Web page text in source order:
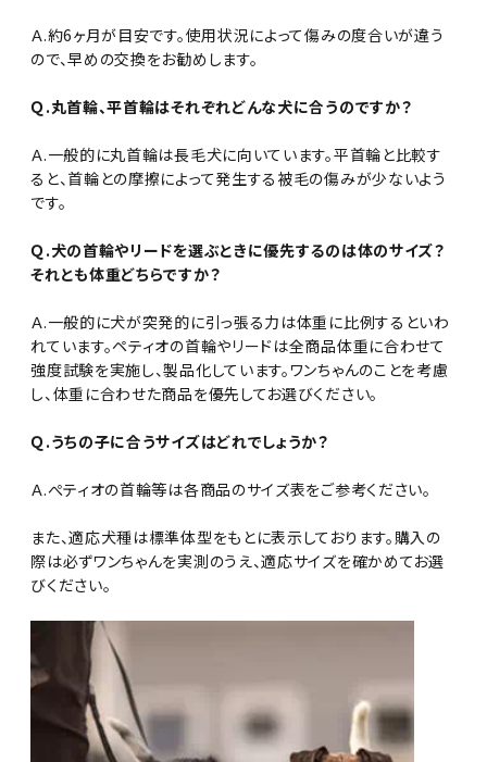
Ａ.約6ヶ月が目安です。使用状況によって傷みの度合いが違う
ので、早めの交換をお勧めします。
Ｑ.丸首輪、平首輪はそれぞれどんな犬に合うのですか？
Ａ.一般的に丸首輪は長毛犬に向いています。平首輪と比較す
ると、首輪との摩擦によって発生する被毛の傷みが少ないよう
です。
Ｑ.犬の首輪やリードを選ぶときに優先するのは体のサイズ？
それとも体重どちらですか？
Ａ.一般的に犬が突発的に引っ張る力は体重に比例するといわ
れています。ペティオの首輪やリードは全商品体重に合わせて
強度試験を実施し、製品化しています。ワンちゃんのことを考慮
し、体重に合わせた商品を優先してお選びください。
Ｑ.うちの子に合うサイズはどれでしょうか？
Ａ.ぺティオの首輪等は各商品のサイズ表をご参考ください。
また、適応犬種は標準体型をもとに表示しております。購入の
際は必ずワンちゃんを実測のうえ、適応サイズを確かめてお選
びください。